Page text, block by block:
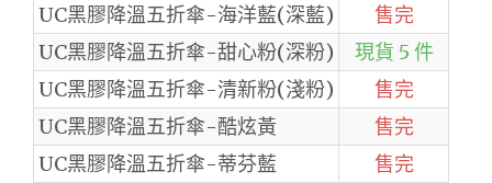
UC黑膠降溫五折傘-海洋藍(深藍)
售完
UC黑膠降溫五折傘-甜心粉(深粉)
現貨 5 件
UC黑膠降溫五折傘-清新粉(淺粉)
售完
UC黑膠降溫五折傘-酷炫黃
售完
UC黑膠降溫五折傘-蒂芬藍
售完